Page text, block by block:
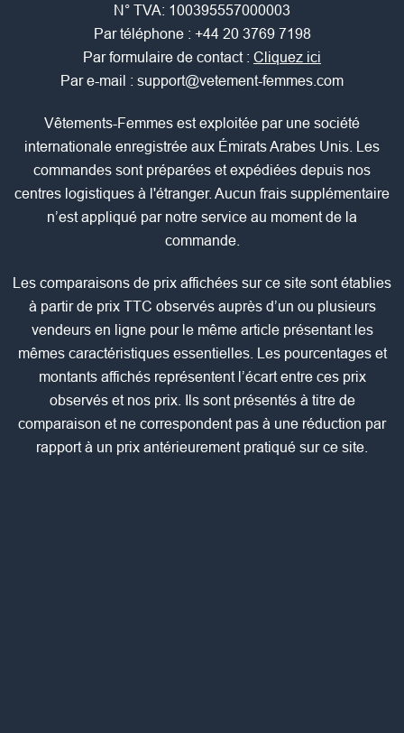
N° TVA: 100395557000003
Par téléphone : +44 20 3769 7198
Par formulaire de contact : Cliquez ici
Par e-mail : support@vetement-femmes.com
Vêtements-Femmes est exploitée par une société
internationale enregistrée aux Émirats Arabes Unis. Les
commandes sont préparées et expédiées depuis nos
centres logistiques à l'étranger. Aucun frais supplémentaire
n’est appliqué par notre service au moment de la
commande.
Les comparaisons de prix affichées sur ce site sont établies
à partir de prix TTC observés auprès d’un ou plusieurs
vendeurs en ligne pour le même article présentant les
mêmes caractéristiques essentielles. Les pourcentages et
montants affichés représentent l’écart entre ces prix
observés et nos prix. Ils sont présentés à titre de
comparaison et ne correspondent pas à une réduction par
rapport à un prix antérieurement pratiqué sur ce site.